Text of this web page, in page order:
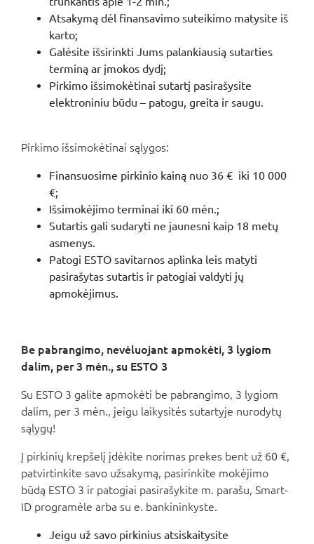
Atsakymą dėl finansavimo suteikimo matysite iš
karto;
Galėsite išsirinkti Jums palankiausią sutarties
terminą ar įmokos dydį;
Pirkimo išsimokėtinai sutartį pasirašysite
elektroniniu būdu – patogu, greita ir saugu.
Pirkimo išsimokėtinai sąlygos:
Finansuosime pirkinio kainą nuo 36 € iki 10 000
€;
Išsimokėjimo terminai iki 60 mėn.;
Sutartis gali sudaryti ne jaunesni kaip 18 metų
asmenys.
Patogi ESTO savitarnos aplinka leis matyti
pasirašytas sutartis ir patogiai valdyti jų
apmokėjimus.
Be pabrangimo, nevėluojant apmokėti, 3 lygiom
dalim, per 3 mėn., su ESTO 3
Su ESTO 3 galite apmokėti be pabrangimo, 3 lygiom
dalim, per 3 mėn., jeigu laikysitės sutartyje nurodytų
sąlygų!
Į pirkinių krepšelį įdėkite norimas prekes bent už 60 €,
patvirtinkite savo užsakymą, pasirinkite mokėjimo
būdą ESTO 3 ir patogiai pasirašykite m. parašu, Smart-
ID programėle arba su e. bankininkyste.
Jeigu už savo pirkinius atsiskaitysite